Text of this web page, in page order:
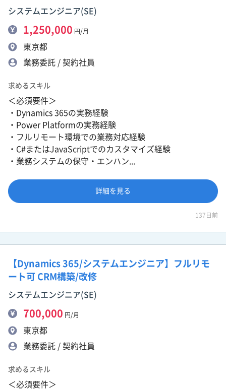
システムエンジニア(SE)
1,250,000 円/月
東京都
業務委託 / 契約社員
求めるスキル
＜必須要件＞
・Dynamics 365の実務経験
・Power Platformの実務経験
・フルリモート環境での業務対応経験
・C#またはJavaScriptでのカスタマイズ経験
・業務システムの保守・エンハン...
詳細を見る
137日前
【Dynamics 365/システムエンジニア】フルリモ
ート可 CRM構築/改修
システムエンジニア(SE)
700,000 円/月
東京都
業務委託 / 契約社員
求めるスキル
＜必須要件＞